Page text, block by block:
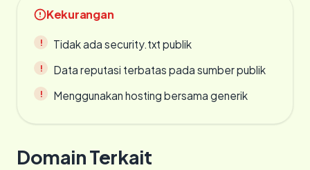
Kekurangan
Tidak ada security.txt publik
Data reputasi terbatas pada sumber publik
Menggunakan hosting bersama generik
Domain Terkait